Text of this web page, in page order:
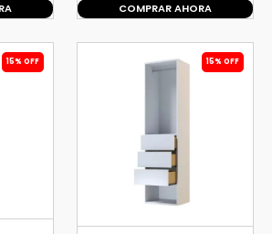
COMPRAR AHORA
15% OFF 15% OFF